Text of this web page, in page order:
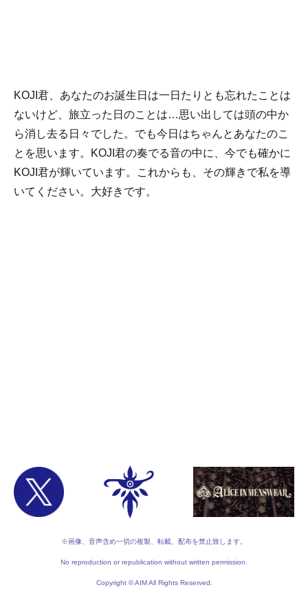
KOJI君、あなたのお誕生日は一日たりとも忘れたことは
ないけど、旅立った日のことは…思い出しては頭の中か
ら消し去る日々でした。でも今日はちゃんとあなたのこ
とを思います。KOJI君の奏でる音の中に、今でも確かに
KOJI君が輝いています。これからも、その輝きで私を導
いてください。大好きです。
※画像、音声含め一切の複製、転載、配布を禁止致します。
No reproduction or republication without written permission.
Copyright © AIM All Rights Reserved.